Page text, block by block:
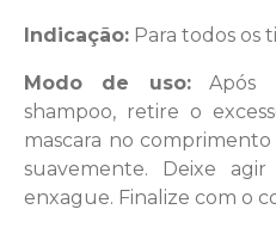
Indicação: Para todos os
Modo de uso:Após
shampoo, retire o
mascara no comprimento
suavemente. Deixe
enxague. Finalize com o